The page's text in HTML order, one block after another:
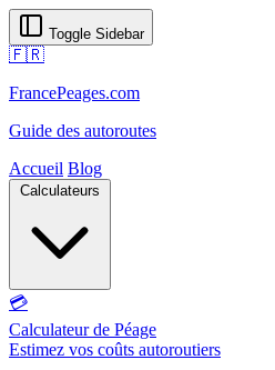
Toggle Sidebar
🇫🇷
FrancePeages.com
Guide des autoroutes
Accueil Blog
Calculateurs
💳
Calculateur de Péage
Estimez vos coûts autoroutiers